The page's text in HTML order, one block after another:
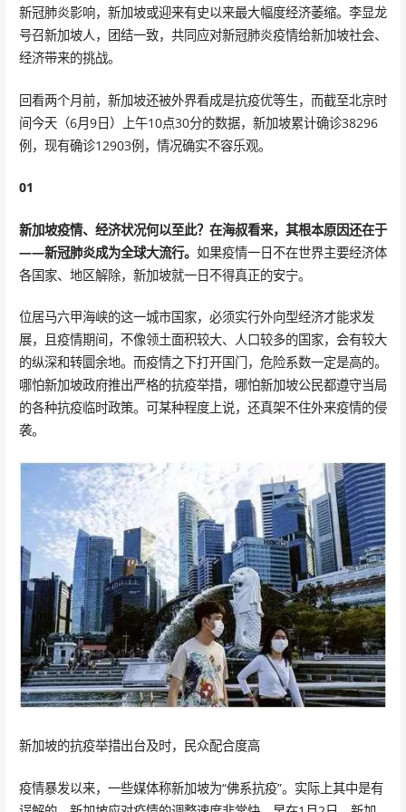
新冠肺炎影响，新加坡或迎来有史以来最大幅度经济萎缩。李显龙
号召新加坡人，团结一致，共同应对新冠肺炎疫情给新加坡社会、
经济带来的挑战。
回看两个月前，新加坡还被外界看成是抗疫优等生，而截至北京时
间今天（6月9日）上午10点30分的数据，新加坡累计确诊38296
例，现有确诊12903例，情况确实不容乐观。
01
新加坡疫情、经济状况何以至此？在海叔看来，其根本原因还在于
——新冠肺炎成为全球大流行。 如果疫情一日不在世界主要经济体
各国家、地区解除，新加坡就一日不得真正的安宁。
位居马六甲海峡的这一城市国家，必须实行外向型经济才能求发
展，且疫情期间，不像领土面积较大、人口较多的国家，会有较大
的纵深和转圜余地。而疫情之下打开国门，危险系数一定是高的。
哪怕新加坡政府推出严格的抗疫举措，哪怕新加坡公民都遵守当局
的各种抗疫临时政策。可某种程度上说，还真架不住外来疫情的侵
袭。
新加坡的抗疫举措出台及时，民众配合度高
疫情暴发以来，一些媒体称新加坡为“佛系抗疫”。实际上其中是有